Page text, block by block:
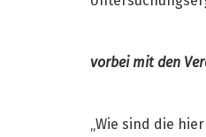
vorbei mit den
„Wie sind die